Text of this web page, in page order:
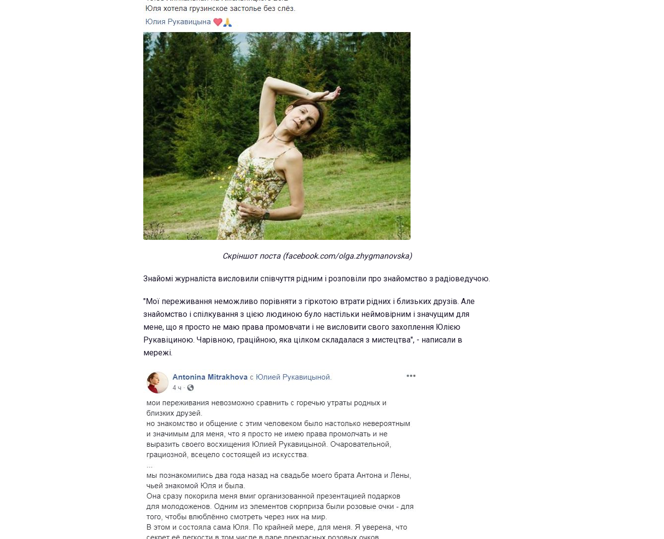
Скріншот поста (facebook.com/olga.zhygmanovska)
Знайомі журналіста висловили співчуття рідним і розповіли про знайомство з радіоведучою.
"Мої переживання неможливо порівняти з гіркотою втрати рідних і близьких друзів. Але
знайомство і спілкування з цією людиною було настільки неймовірним і значущим для
мене, що я просто не маю права промовчати і не висловити свого захоплення Юлією
Рукавіциною. Чарівною, граційною, яка цілком складалася з мистецтва", - написали в
мережі.